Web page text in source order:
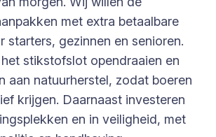
met extra betaalbare
starters, gezinnen en senioren.
stikstofslot opendraaien en
aan natuurherstel, zodat boeren
krijgen. Daarnaast investeren
en in veiligheid, met